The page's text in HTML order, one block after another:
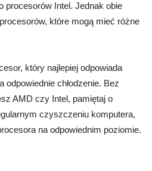
procesorów Intel. Jednak obie
które mogą mieć różne
który najlepiej odpowiada
odpowiednie chłodzenie. Bez
AMD czy Intel, pamiętaj o
czyszczeniu komputera,
na odpowiednim poziomie.